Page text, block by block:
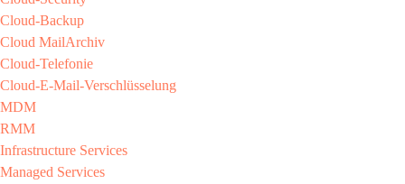
Cloud-Backup​
Cloud MailArchiv​
Cloud-Telefonie​
Cloud-E-Mail-Verschlüsselung​
MDM​
RMM​
Infrastructure Services
Managed Services​